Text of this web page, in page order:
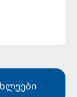
– A